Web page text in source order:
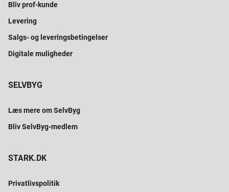
Bliv prof-kunde
Levering
Salgs- og leveringsbetingelser
Digitale muligheder
SELVBYG
Læs mere om SelvByg
Bliv SelvByg-medlem
STARK.DK
Privatlivspolitik